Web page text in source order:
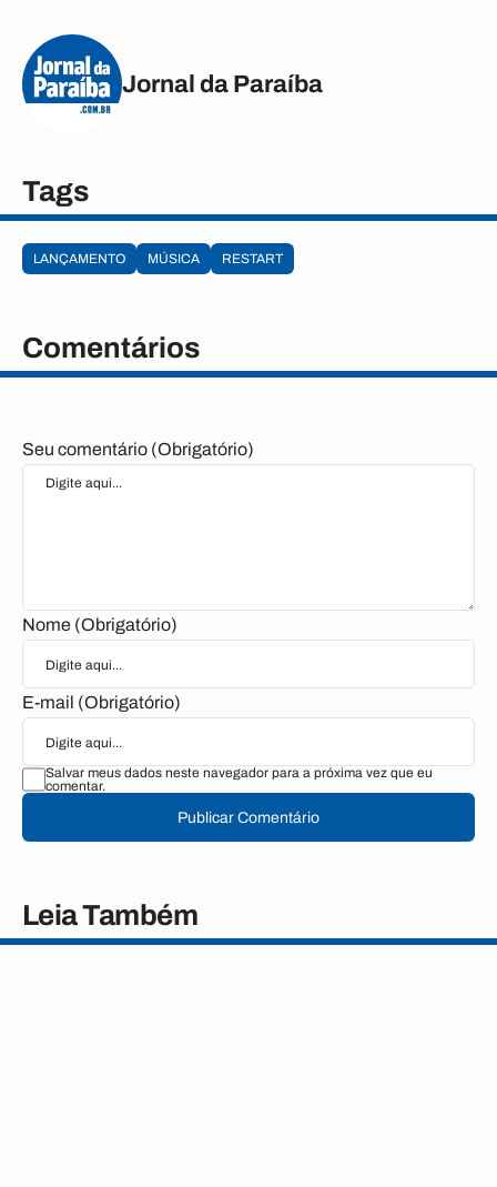
Jornal da Paraíba
Tags
LANÇAMENTO MÚSICA RESTART
Comentários
Seu comentário (Obrigatório)
Nome (Obrigatório)
E-mail (Obrigatório)
Salvar meus dados neste navegador para a próxima vez que eu
comentar.
Publicar Comentário
Leia Também